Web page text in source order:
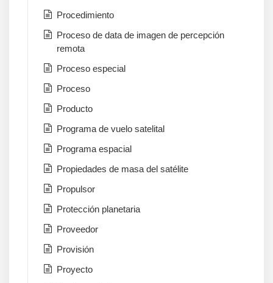
Procedimiento
Proceso de data de imagen de percepción
remota
Proceso especial
Proceso
Producto
Programa de vuelo satelital
Programa espacial
Propiedades de masa del satélite
Propulsor
Protección planetaria
Proveedor
Provisión
Proyecto